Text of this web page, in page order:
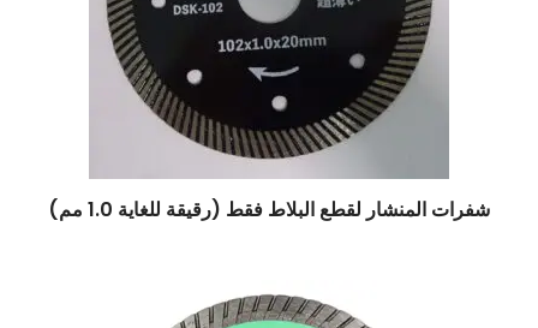
شفرات المنشار لقطع البلاط فقط (رقيقة للغاية 1.0 مم)